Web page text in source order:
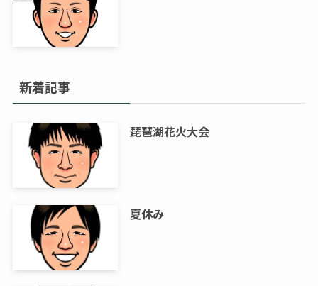
新着記事
琵琶湖花火大会
夏休み